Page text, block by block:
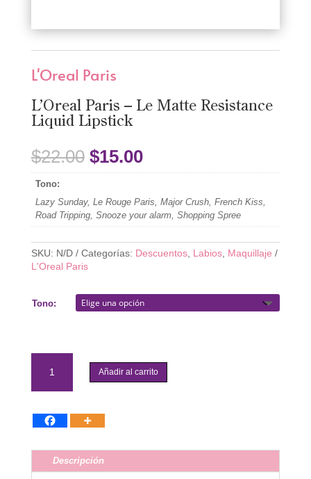
L'Oreal Paris
L’Oreal Paris – Le Matte Resistance
Liquid Lipstick
$22.00 El
precio
era:
$22.00.
$15.00El
precio
es:
$15.00.
Tono:
Lazy Sunday, Le Rouge Paris, Major Crush, French Kiss,
Road Tripping, Snooze your alarm, Shopping Spree
SKU: N/D Categorías: Descuentos, Labios, Maquillaje
L'Oreal Paris
Tono:
Paris
Matte
Resistance
Lipstick
cantidad
Añadir al carrito
Descripción